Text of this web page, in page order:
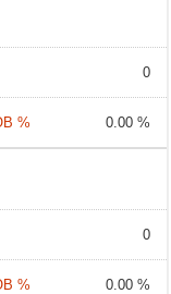
0
0.00 %
0
0.00 %